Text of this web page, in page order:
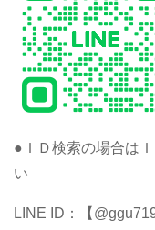
●ＩＤ検索の場合は
い
LINE ID：【